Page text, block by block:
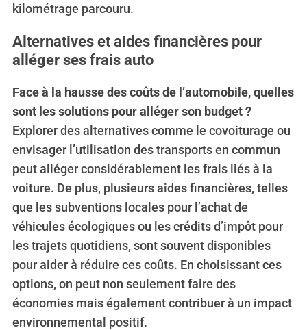
kilométrage parcouru.
Alternatives et aides financières pour
alléger ses frais auto
Face à la hausse des coûts de l’automobile, quelles
sont les solutions pour alléger son budget ?
Explorer des alternatives comme le covoiturage ou
envisager l’utilisation des transports en commun
peut alléger considérablement les frais liés à la
voiture. De plus, plusieurs aides financières, telles
que les subventions locales pour l’achat de
véhicules écologiques ou les crédits d’impôt pour
les trajets quotidiens, sont souvent disponibles
pour aider à réduire ces coûts. En choisissant ces
options, on peut non seulement faire des
économies mais également contribuer à un impact
environnemental positif.